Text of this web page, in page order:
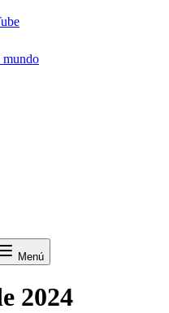
mundo
Menú
2024